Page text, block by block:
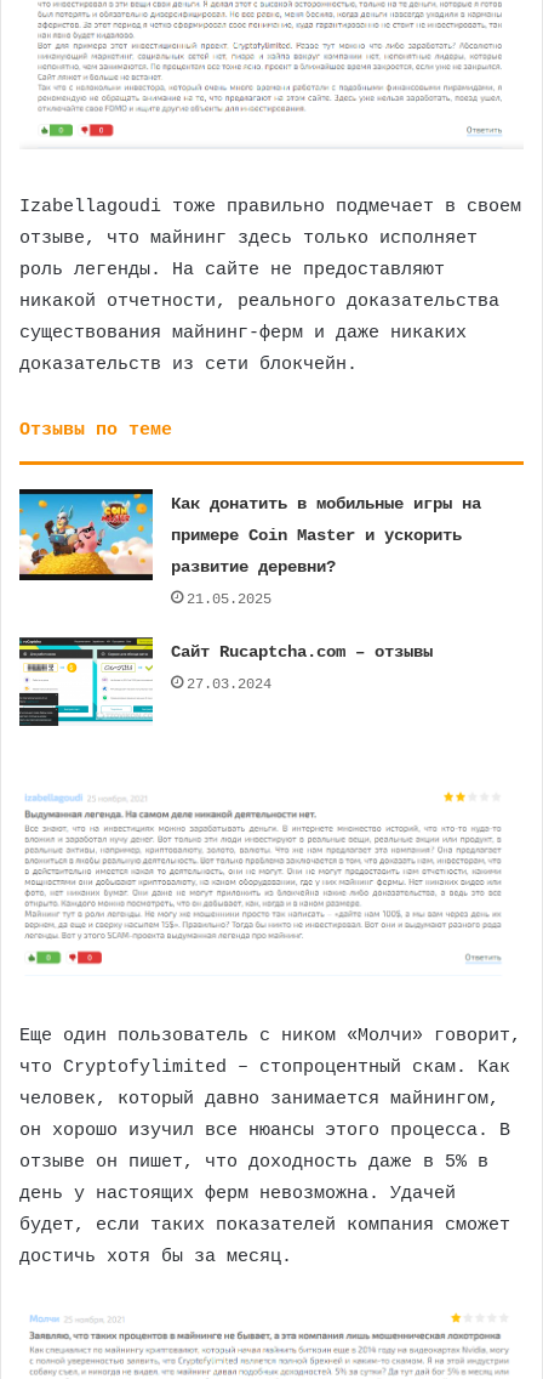
Izabellagoudi тоже правильно подмечает в своем
отзыве, что майнинг здесь только исполняет
роль легенды. На сайте не предоставляют
никакой отчетности, реального доказательства
существования майнинг-ферм и даже никаких
доказательств из сети блокчейн.
Отзывы по теме
Как донатить в мобильные игры на
примере Coin Master и ускорить
развитие деревни?
21.05.2025
Сайт Rucaptcha.com – отзывы
27.03.2024
Еще один пользователь с ником «Молчи» говорит,
что Cryptofylimited – стопроцентный скам. Как
человек, который давно занимается майнингом,
он хорошо изучил все нюансы этого процесса. В
отзыве он пишет, что доходность даже в 5% в
день у настоящих ферм невозможна. Удачей
будет, если таких показателей компания сможет
достичь хотя бы за месяц.